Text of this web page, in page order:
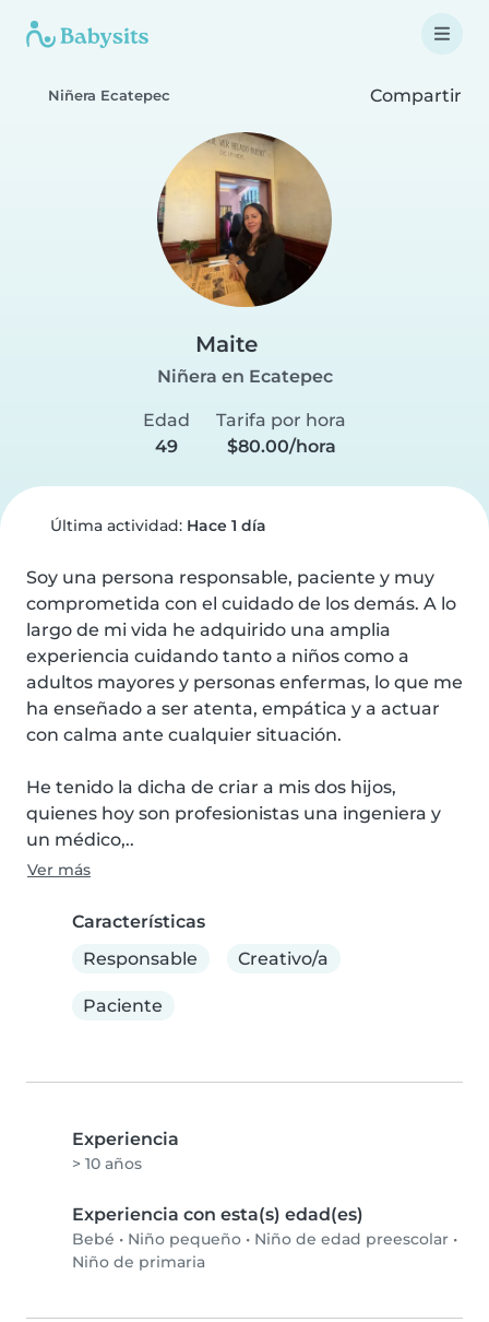
Niñera Ecatepec Compartir
Maite
Niñera en Ecatepec
Edad
49
Tarifa por hora
$80.00/hora
Última actividad: Hace 1 día
Soy una persona responsable, paciente y muy
comprometida con el cuidado de los demás. A lo
largo de mi vida he adquirido una amplia
experiencia cuidando tanto a niños como a
adultos mayores y personas enfermas, lo que me
ha enseñado a ser atenta, empática y a actuar
con calma ante cualquier situación.
He tenido la dicha de criar a mis dos hijos,
quienes hoy son profesionistas una ingeniera y
un médico,..
Ver más
Características
Responsable
Creativo/a
Paciente
Experiencia
> 10 años
Experiencia con esta(s) edad(es)
Bebé • Niño pequeño • Niño de edad preescolar •
Niño de primaria